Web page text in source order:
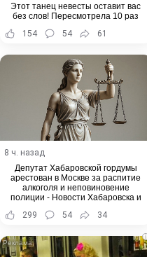
Этот танец невесты оставит вас
без слов! Пересмотрела 10 раз
154
54 61
8 ч. назад
Депутат Хабаровской гордумы
арестован в Москве за распитие
алкоголя и неповиновение
полиции - Новости Хабаровска и
299 54 34
i